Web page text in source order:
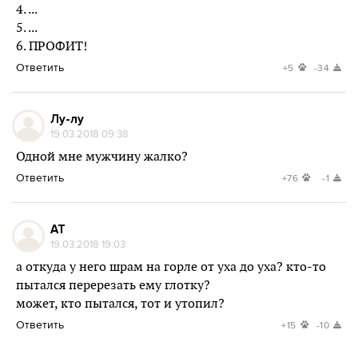
4. ...
5. ...
6. ПРОФИТ!
Ответить +5 -34
Лу-лу
19.03.2018 09:38
Одной мне мужчину жалко?
Ответить +76 -1
AT
19.03.2018 19:03
а откуда у него шрам на горле от уха до уха? кто-то
пытался перерезать ему глотку?
может, кто пытался, тот и утопил?
Ответить +15 -10